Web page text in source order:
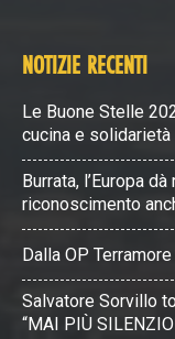
NOTIZIE RECENTI
Le Buone Stelle
cucina e solidarietà
Burrata, l’Europa
riconoscimento
Dalla OP
Salvatore Sorvillo
“MAI PIÙ